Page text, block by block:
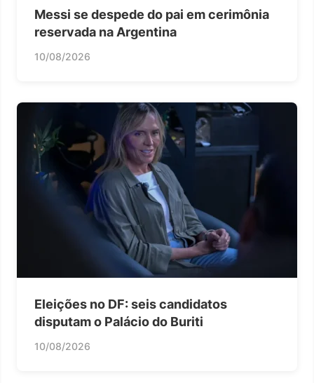
Messi se despede do pai em cerimônia
reservada na Argentina
10/08/2026
Eleições no DF: seis candidatos
disputam o Palácio do Buriti
10/08/2026